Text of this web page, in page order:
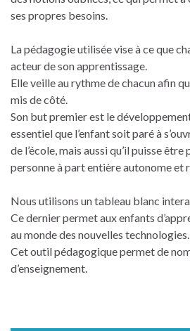
ses propres besoins.
La pédagogie utilisée vise à ce que
acteur de son apprentissage.
Elle veille au rythme de chacun afin
mis de côté.
Son but premier est le
essentiel que l’enfant soit paré à
de l’école, mais aussi qu’il puisse
personne à part entière autonome et
Nous utilisons un tableau blanc
Ce dernier permet aux enfants
au monde des nouvelles technologies.
Cet outil pédagogique permet de
d’enseignement.